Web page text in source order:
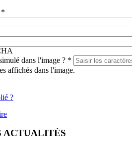
*
dans l'image ? *
affichés dans l'image.
?
ACTUALITÉS